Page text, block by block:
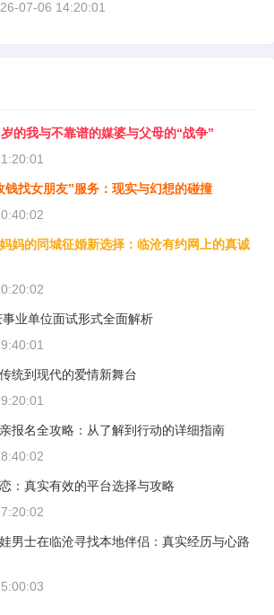
07-06 14:20:01
的我与不靠谱的媒婆与父母的“战争”
钱找女朋友”服务：现实与幻想的碰撞
妈的同城征婚新选择：临沧有约网上的真诚
业单位面试形式全面解析
统到现代的爱情新舞台
报名全攻略：从了解到行动的详细指南
：真实有效的平台选择与攻略
男士在临沧寻找本地伴侣：真实经历与心路